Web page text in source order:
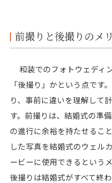
前撮りと後撮りのメ
和装でのフォトウェディ
「後撮り」かという点です
り、事前に違いを理解して
す。前撮りは、結婚式の準
の進行に余裕を持たせるこ
した写真を結婚式のウェル
ービーに使用できるという
後撮りは結婚式がすべて終